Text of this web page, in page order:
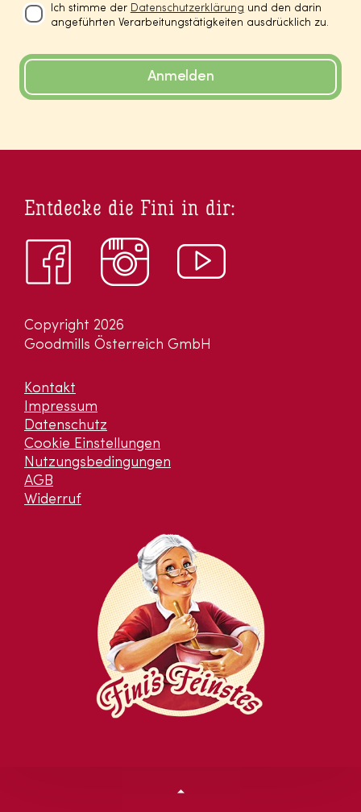
Ich stimme der Datenschutzerklärung und den darin
angeführten Verarbeitungstätigkeiten ausdrücklich zu.
Anmelden
Copyright 2026
Goodmills Österreich GmbH
Kontakt
Impressum
Datenschutz
Cookie Einstellungen
Nutzungsbedingungen
AGB
Widerruf
Entdecke die Fini in dir: